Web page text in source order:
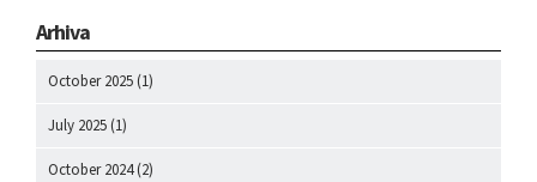
Arhiva
October 2025 (1)
July 2025 (1)
October 2024(2)